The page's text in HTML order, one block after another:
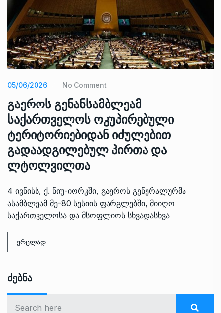
05/06/2026 No Comment
გაეროს გენანსამბლეამ
საქართველოს ოკუპირებული
ტერიტორიებიდან იძულებით
გადაადგილებულ პირთა და
ლტოლვილთა
4 ივნისს, ქ. ნიუ-იორკში, გაეროს გენერალურმა
ასამბლეამ მე-80 სესიის ფარგლებში, მიიღო
საქართველოსა და მსოფლიოს სხვადასხვა
ვრცლად
Ძებნა